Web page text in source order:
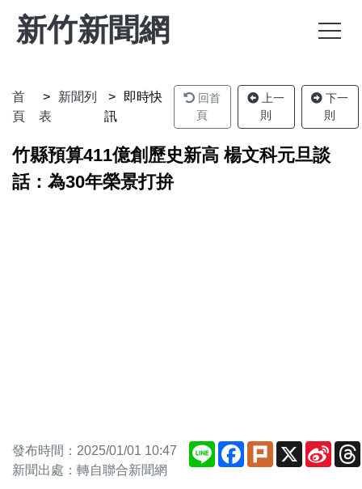
新竹新聞網
首
頁
新聞列
表
即時快
訊
回首
頁
上一
則
下一
則
竹縣預算411億創歷史新高 楊文科元旦談
話：為30年榮景打拚
發布時間：2025/01/01 10:47
新聞出處：轉自聯合新聞網
Line Facebook
Plurk X
Sina